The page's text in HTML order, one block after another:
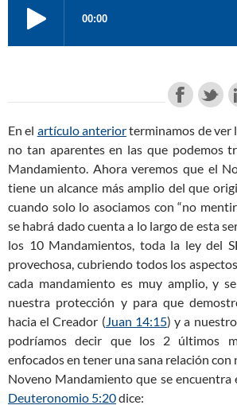
En el artículo anteriorterminamos de ver
no tan aparentes en las que podemos
Mandamiento. Ahora veremos que el
tiene un alcance más amplio del que
cuando solo lo asociamos con “no
se habrá dado cuenta a lo largo de esta
los 10 Mandamientos, toda la ley del
provechosa, cubriendo todos los
cada mandamiento es muy amplio, y
nuestra protección y para que
hacia el Creador (Juan 14:15) y a
podríamos decir que los 2 últimos
enfocados en tener una sana relación
Noveno Mandamiento que se encuentra
Deuteronomio 5:20dice: